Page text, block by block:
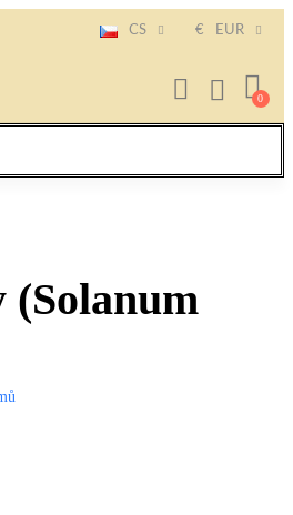
CS € EUR
(Solanum